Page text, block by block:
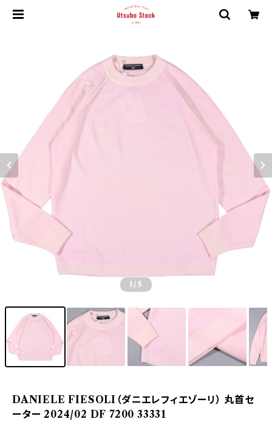
1 /5
DANIELE FIESOLI（ダニエレフィエゾーリ） 丸首セ
ーター 2024/02 DF 7200 33331